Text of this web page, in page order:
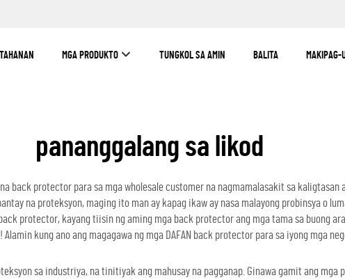
TAHANAN MGA PRODUKTO TUNGKOL SA AMIN BALITA MAKIPAG-
pananggalang sa likod
back protector para sa mga wholesale customer na nagmamalasakit sa
na proteksyon, maging ito man ay kapag ikaw ay nasa malayong probinsya o
protector, kayang tiisin ng aming mga back protector ang mga tama sa buong
kung ano ang magagawa ng mga DAFAN back protector para sa iyong mga
sa industriya, na tinitiyak ang mahusay na pagganap. Ginawa gamit ang